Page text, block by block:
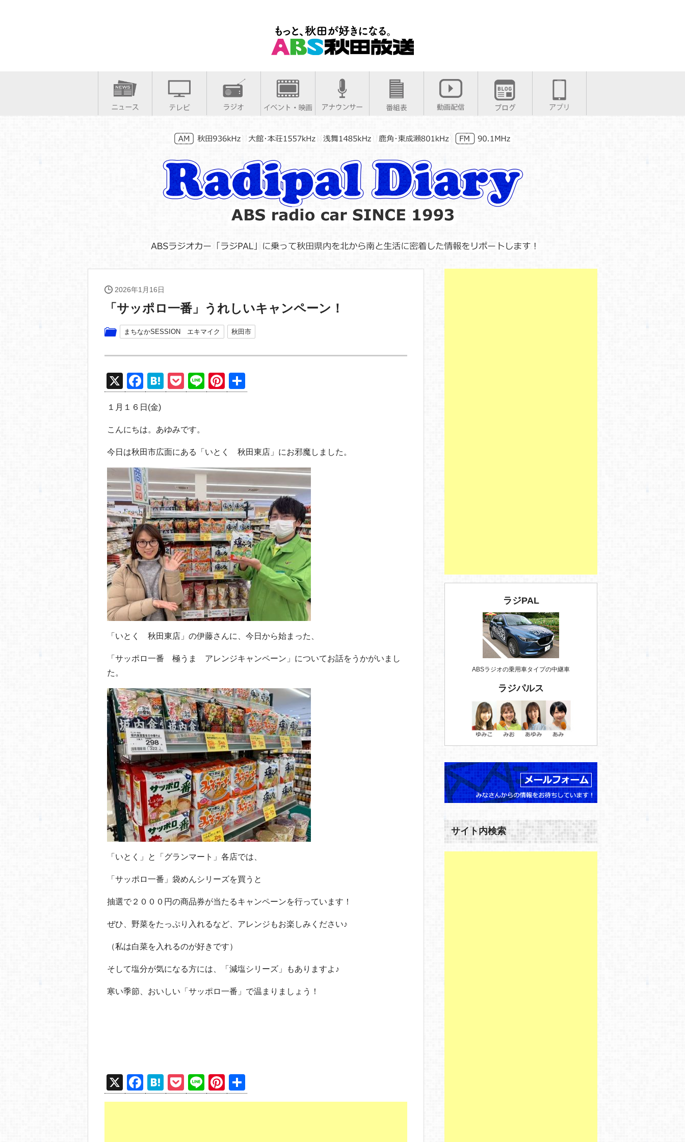
2026年1月16日
「サッポロ一番」うれしいキャンペーン！
まちなかSESSION エキマイク 秋田市
X
F
a
c
e
b
o
o
k
H
at
n
a
P
o
et
Li
n
Pi
nt
st
有
１月１６日(金)
こんにちは。あゆみです。
今日は秋田市広面にある「いとく 秋田東店」にお邪魔しました。
「いとく 秋田東店」の伊藤さんに、今日から始まった、
「サッポロ一番 極うま アレンジキャンペーン」についてお話をうかがいまし
た。
「いとく」と「グランマート」各店では、
「サッポロ一番」袋めんシリーズを買うと
抽選で２０００円の商品券が当たるキャンペーンを行っています！
ぜひ、野菜をたっぷり入れるなど、アレンジもお楽しみください♪
（私は白菜を入れるのが好きです）
そして塩分が気になる方には、「減塩シリーズ」もありますよ♪
寒い季節、おいしい「サッポロ一番」で温まりましょう！
X
F
a
H
at
P
o
Li
n
Pi
nt 有
ラジPAL
ABSラジオの乗用車タイプの中継車
ラジパルス
サイト内検索